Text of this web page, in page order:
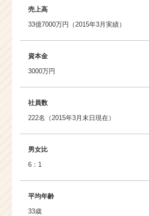
売上高
33億7000万円（2015年3月実績）
資本金
3000万円
社員数
222名（2015年3月末日現在）
男女比
6：1
平均年齢
33歳